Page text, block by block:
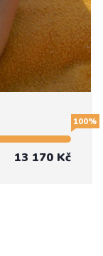
100%
13 170 Kč